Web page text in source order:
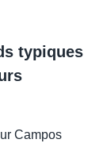
typiques
Campos